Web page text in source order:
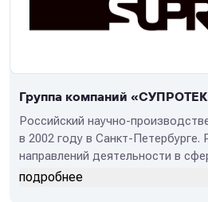
Группа компаний
Российский научно-
в 2002 году в Санкт-Петербурге.
направлений деятельности в
ресурсосберегающих
подробнее